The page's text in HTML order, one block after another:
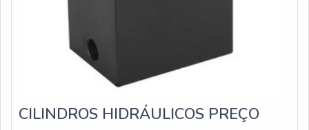
CILINDROS HIDRÁULICOS PREÇO